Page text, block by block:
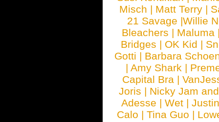
Misch | Matt Terry |
21 Savage |Willie
Bleachers | Maluma
Bridges | OK Kid |
Gotti | Barbara
| Amy Shark |
Capital Bra |
Joris | Nicky Jam
Adesse | Wet |
Calo | Tina Guo |